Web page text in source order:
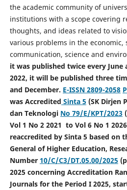
the academic community of
institutions with a scope covering
thoughts, and ideas related to
various problems in the economic,
communication, science and
it was published twice every June
2022, it will be published three
and December. E-ISSN 2809-2058
was Accredited Sinta 5 (SK Dirjen
dan Teknologi No 79/E/KPT/2023
Vol 1 No 2 2021 to Vol 6 No 1
reaccredited by Sinta 5 based on
General of Higher Education,
Number 10/C/C3/DT.05.00/2025
2025 concerning Accreditation
Journals for the Period I 2025,